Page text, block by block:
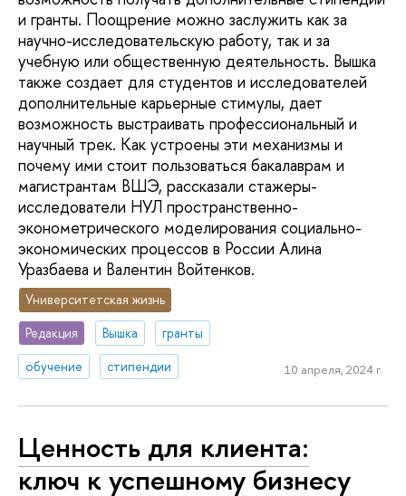
и гранты. Поощрение можно заслужить как за
научно-исследовательскую работу, так и за
учебную или общественную деятельность. Вышка
также создает для студентов и исследователей
дополнительные карьерные стимулы, дает
возможность выстраивать профессиональный и
научный трек. Как устроены эти механизмы и
почему ими стоит пользоваться бакалаврам и
магистрантам ВШЭ, рассказали стажеры-
исследователи НУЛ пространственно-
эконометрического моделирования социально-
экономических процессов в России Алина
Уразбаева и Валентин Войтенков.
Университетская жизнь
Редакция
Вышка
гранты
обучение
стипендии 10 апреля, 2024 г.
Ценность для клиента:
ключ к успешному бизнесу